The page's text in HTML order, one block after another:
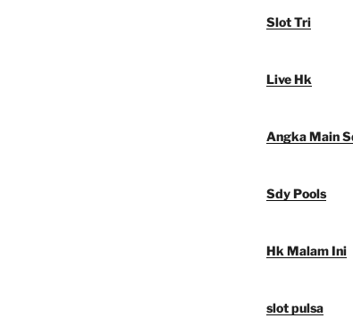
Slot Tri
Live Hk
Angka Main
Sdy Pools
Hk Malam Ini
slot pulsa